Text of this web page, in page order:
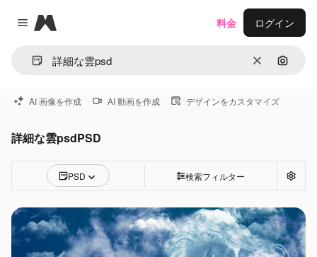
Close menu
Magnific
消去 画像で
料金 ログイン
AI 画像を作成 AI 動画を作成 デザインをカスタマイズ
詳細な雲psdPSD
PSD 検索フィルター